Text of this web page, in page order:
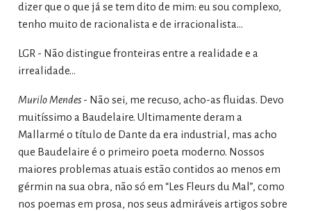
dizer que o que já se tem dito de mim: eu sou complexo,
tenho muito de racionalista e de irracionalista…
LGR - Não distingue fronteiras entre a realidade e a
irrealidade…
Murilo Mendes- Não sei, me recuso, acho-as fluidas. Devo
muitíssimo a Baudelaire. Ultimamente deram a
Mallarmé o título de Dante da era industrial, mas acho
que Baudelaire é o primeiro poeta moderno. Nossos
maiores problemas atuais estão contidos ao menos em
gérmin na sua obra, não só em “Les Fleurs du Mal”, como
nos poemas em prosa, nos seus admiráveis artigos sobre